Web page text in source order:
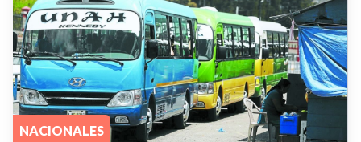
NACIONALES